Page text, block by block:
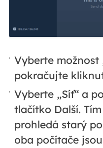
Vyberte možnost
pokračujte
Vyberte „Síť“ a
tlačítko Další.
prohledá starý
oba počítače